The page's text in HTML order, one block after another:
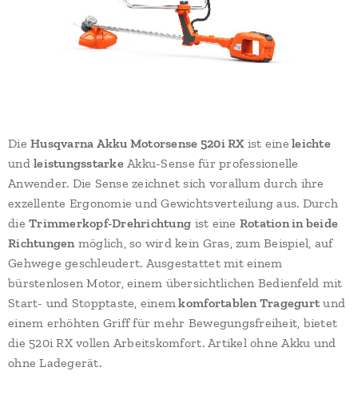
DieHusqvarna Akku Motorsense 520i RXist eine leichte
undleistungsstarke Akku-Sense für professionelle
Anwender. Die Sense zeichnet sich vorallum durch ihre
exzellente Ergonomie und Gewichtsverteilung aus. Durch
dieTrimmerkopf-Drehrichtung ist eine Rotation in beide
Richtungenmöglich, so wird kein Gras, zum Beispiel, auf
Gehwege geschleudert. Ausgestattet mit einem
bürstenlosen Motor, einem übersichtlichen Bedienfeld mit
Start- und Stopptaste, einemkomfortablen Tragegurt und
einem erhöhten Griff für mehr Bewegungsfreiheit, bietet
die 520i RX vollen Arbeitskomfort. Artikel ohne Akku und
ohne Ladegerät.